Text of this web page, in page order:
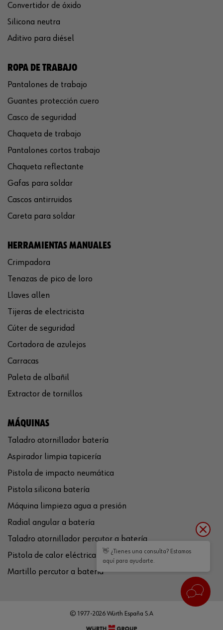
Convertidor de óxido
Silicona neutra
Aditivo para diésel
ROPA DE TRABAJO
Pantalones de trabajo
Guantes protección cuero
Casco de seguridad
Chaqueta de trabajo
Pantalones cortos trabajo
Chaqueta reflectante
Gafas para soldar
Cascos antirruidos
Careta para soldar
HERRAMIENTAS MANUALES
Crimpadora
Tenazas de pico de loro
Llaves allen
Tijeras de electricista
Cúter de seguridad
Cortadora de azulejos
Carracas
Paleta de albañil
Extractor de tornillos
MÁQUINAS
Taladro atornillador batería
Aspirador limpia tapicería
Pistola de impacto neumática
Pistola silicona batería
Máquina limpieza agua a presión
Radial angular a batería
Taladro atornillador percutor a batería
Pistola de calor eléctrica
Martillo percutor a batería
© 1977-2026 Würth España S.A
👋 ¿Tienes una consulta? Estamos
aquí para ayudarte.